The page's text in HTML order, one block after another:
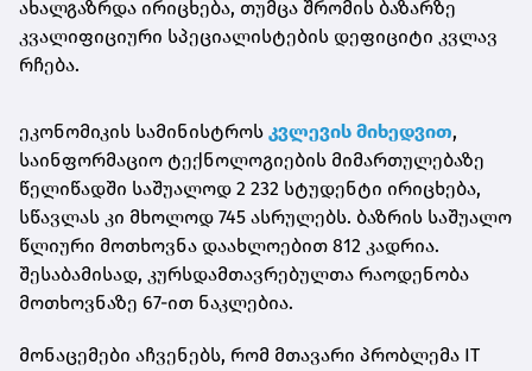
ახალგაზრდა ირიცხება, თუმცა შრომის ბაზარზე
კვალიფიციური სპეციალისტების დეფიციტი კვლავ
რჩება.
ეკონომიკის სამინისტროს კვლევის მიხედვით,
საინფორმაციო ტექნოლოგიების მიმართულებაზე
წელიწადში საშუალოდ 2 232 სტუდენტი ირიცხება,
სწავლას კი მხოლოდ 745 ასრულებს. ბაზრის საშუალო
წლიური მოთხოვნა დაახლოებით 812 კადრია.
შესაბამისად, კურსდამთავრებულთა რაოდენობა
მოთხოვნაზე 67-ით ნაკლებია.
მონაცემები აჩვენებს, რომ მთავარი პრობლემა IT